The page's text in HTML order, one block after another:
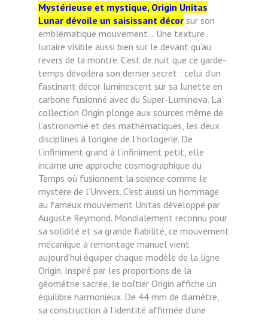
Mystérieuse et mystique, Origin Unitas
Lunar dévoile un saisissant décor sur son
emblématique mouvement… Une texture
lunaire visible aussi bien sur le devant qu’au
revers de la montre. C’est de nuit que ce garde-
temps dévoilera son dernier secret : celui d’un
fascinant décor luminescent sur sa lunette en
carbone fusionné avec du Super-Luminova. La
collection Origin plonge aux sources même de
l’astronomie et des mathématiques, les deux
disciplines à l’origine de l’horlogerie. De
l’infiniment grand à l’infiniment petit, elle
incarne une approche cosmographique du
Temps où fusionnent la science comme le
mystère de l’Univers. C’est aussi un hommage
au fameux mouvement Unitas développé par
Auguste Reymond. Mondialement reconnu pour
sa solidité et sa grande fiabilité, ce mouvement
mécanique à remontage manuel vient
aujourd’hui équiper chaque modèle de la ligne
Origin. Inspiré par les proportions de la
géométrie sacrée, le boîtier Origin affiche un
équilibre harmonieux. De 44 mm de diamètre,
sa construction à l’identité affirmée d’une